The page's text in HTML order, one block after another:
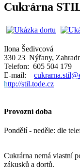
Cukrárna
Ilona Šedivcová
330 23 Nýřany,
Telefon: 605 504 179
E-mail:
http://stil.tode.cz
Provozní doba
Pondělí - neděle: dle
Cukrárna nemá vlastní
zákusků a dortů.